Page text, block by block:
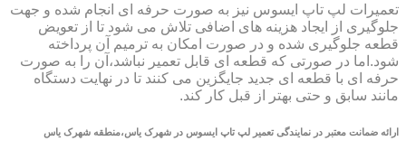
تعمیرات لپ تاپ ایسوس نیز به صورت حرفه ای انجام شده و جهت
جلوگیری از ایجاد هزینه های اضافی تلاش می شود تا از تعویض
قطعه جلوگیری شده و در صورت امکان به ترمیم آن پرداخته
شود.اما در صورتی که قطعه ای قابل تعمیر نباشد،آن را به صورت
حرفه ای با قطعه ای جدید جایگزین می کنند تا در نهایت دستگاه
مانند سابق و حتی بهتر از قبل کار کند.
ارائه ضمانت معتبر در نمایندگی تعمیر لپ تاپ ایسوس در شهرک یاس،منطقه شهرک یاس